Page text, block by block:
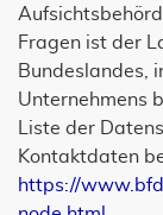
Fragen ist der
Bundeslandes,
Unternehmens
Liste der
Kontaktdaten
https://